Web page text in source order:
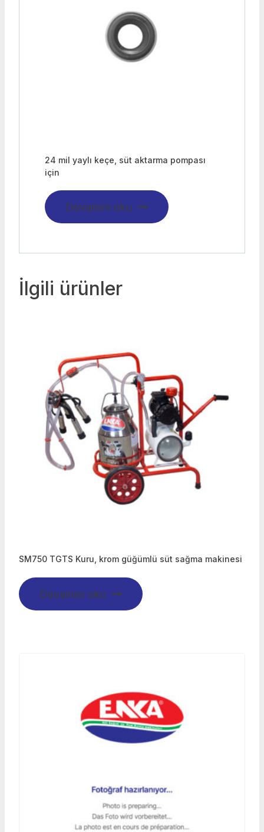
24 mil yaylı keçe, süt aktarma pompası
için
Devamını oku
İlgili ürünler
SM750 TGTS Kuru, krom güğümlü süt sağma makinesi
Devamını oku